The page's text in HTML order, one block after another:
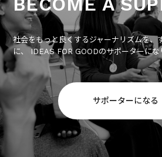
社会をもっと良くするジャーナリズムを、
に、 IDEAS FOR GOODのサポーターにな
サポーターになる